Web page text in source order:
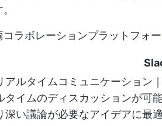
コラボレーションプラットフォ
アルタイムコミュニケーション
タイムのディスカッションが可
深い議論が必要なアイデアに最適